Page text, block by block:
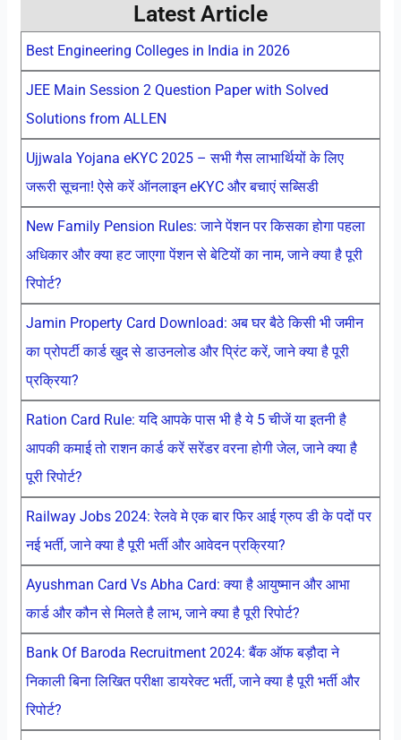
Latest Article
Best Engineering Colleges in India in 2026
JEE Main Session 2 Question Paper with Solved
Solutions from ALLEN
Ujjwala Yojana eKYC 2025 – सभी गैस लाभार्थियों के लिए
जरूरी सूचना! ऐसे करें ऑनलाइन eKYC और बचाएं सब्सिडी
New Family Pension Rules: जाने पेंशन पर किसका होगा पहला
अधिकार और क्या हट जाएगा पेंशन से बेटियों का नाम, जाने क्या है पूरी
रिपोर्ट?
Jamin Property Card Download: अब घर बैठे किसी भी जमीन
का प्रोपर्टी कार्ड खुद से डाउनलोड और प्रिंट करें, जाने क्या है पूरी
प्रक्रिया?
Ration Card Rule: यदि आपके पास भी है ये 5 चीजें या इतनी है
आपकी कमाई तो राशन कार्ड करें सरेंडर वरना होगी जेल, जाने क्या है
पूरी रिपोर्ट?
Railway Jobs 2024: रेलवे मे एक बार फिर आई ग्रुप डी के पदों पर
नई भर्ती, जाने क्या है पूरी भर्ती और आवेदन प्रक्रिया?
Ayushman Card Vs Abha Card: क्या है आयुष्मान और आभा
कार्ड और कौन से मिलते है लाभ, जाने क्या है पूरी रिपोर्ट?
Bank Of Baroda Recruitment 2024: बैंक ऑफ बड़ौदा ने
निकाली बिना लिखित परीक्षा डायरेक्ट भर्ती, जाने क्या है पूरी भर्ती और
रिपोर्ट?